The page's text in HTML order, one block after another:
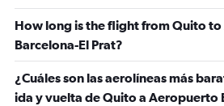
How long is the flight from Quito
Barcelona-El Prat?
¿Cuáles son las aerolíneas más
ida y vuelta de Quito a Aeropuerto